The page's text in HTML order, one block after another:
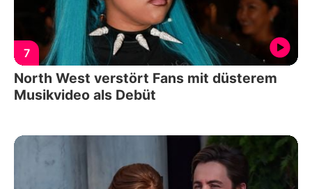
7
North West verstört Fans mit düsterem
Musikvideo als Debüt